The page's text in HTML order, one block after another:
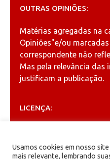
OUTRAS OPINIÕES:
Matérias agregadas na
Opiniões"e/ou
correspondente não
Mas pela relevância
justificam a publicação.
LICENÇA:
Creative Commons
Usamos cookies em nosso
mais relevante, lembrando